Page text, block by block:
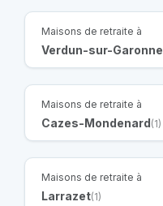
Maisons de retraite à
Verdun-sur-Garonne
Maisons de retraite à
Cazes-Mondenard(1)
Maisons de retraite à
Larrazet(1)